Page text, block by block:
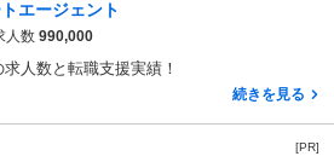
エージェント
人数 990,000
人数と転職支援実績！
続きを見る
[PR]